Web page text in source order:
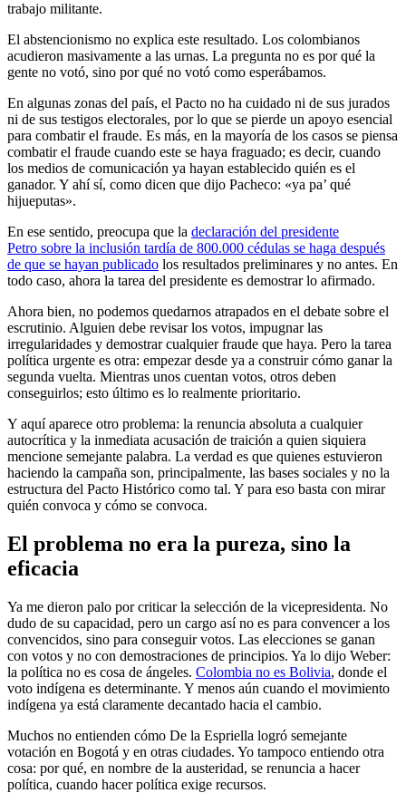
trabajo militante.
El abstencionismo no explica este resultado. Los colombianos
acudieron masivamente a las urnas. La pregunta no es por qué la
gente no votó, sino por qué no votó como esperábamos.
En algunas zonas del país, el Pacto no ha cuidado ni de sus jurados
ni de sus testigos electorales, por lo que se pierde un apoyo esencial
para combatir el fraude. Es más, en la mayoría de los casos se piensa
combatir el fraude cuando este se haya fraguado; es decir, cuando
los medios de comunicación ya hayan establecido quién es el
ganador. Y ahí sí, como dicen que dijo Pacheco: «ya pa’ qué
hijueputas».
En ese sentido, preocupa que la declaración del presidente
Petro sobre la inclusión tardía de 800.000 cédulas se haga después
de que se hayan publicado los resultados preliminares y no antes. En
todo caso, ahora la tarea del presidente es demostrar lo afirmado.
Ahora bien, no podemos quedarnos atrapados en el debate sobre el
escrutinio. Alguien debe revisar los votos, impugnar las
irregularidades y demostrar cualquier fraude que haya. Pero la tarea
política urgente es otra: empezar desde ya a construir cómo ganar la
segunda vuelta. Mientras unos cuentan votos, otros deben
conseguirlos; esto último es lo realmente prioritario.
Y aquí aparece otro problema: la renuncia absoluta a cualquier
autocrítica y la inmediata acusación de traición a quien siquiera
mencione semejante palabra. La verdad es que quienes estuvieron
haciendo la campaña son, principalmente, las bases sociales y no la
estructura del Pacto Histórico como tal. Y para eso basta con mirar
quién convoca y cómo se convoca.
El problema no era la pureza, sino la
eficacia
Ya me dieron palo por criticar la selección de la vicepresidenta. No
dudo de su capacidad, pero un cargo así no es para convencer a los
convencidos, sino para conseguir votos. Las elecciones se ganan
con votos y no con demostraciones de principios. Ya lo dijo Weber:
la política no es cosa de ángeles. Colombia no es Bolivia, donde el
voto indígena es determinante. Y menos aún cuando el movimiento
indígena ya está claramente decantado hacia el cambio.
Muchos no entienden cómo De la Espriella logró semejante
votación en Bogotá y en otras ciudades. Yo tampoco entiendo otra
cosa: por qué, en nombre de la austeridad, se renuncia a hacer
política, cuando hacer política exige recursos.